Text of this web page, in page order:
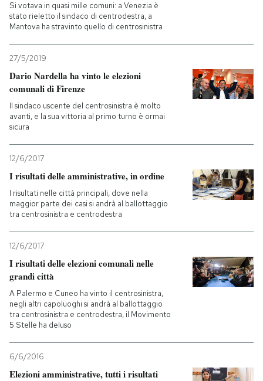
Si votava in quasi mille comuni: a Venezia è
stato rieletto il sindaco di centrodestra, a
Mantova ha stravinto quello di centrosinistra
27/5/2019
Dario Nardella ha vinto le elezioni
comunali di Firenze
Il sindaco uscente del centrosinistra è molto
avanti, e la sua vittoria al primo turno è ormai
sicura
12/6/2017
I risultati delle amministrative, in ordine
I risultati nelle città principali, dove nella
maggior parte dei casi si andrà al ballottaggio
tra centrosinistra e centrodestra
12/6/2017
I risultati delle elezioni comunali nelle
grandi città
A Palermo e Cuneo ha vinto il centrosinistra,
negli altri capoluoghi si andrà al ballottaggio
tra centrosinistra e centrodestra, il Movimento
5 Stelle ha deluso
6/6/2016
Elezioni amministrative, tutti i risultati